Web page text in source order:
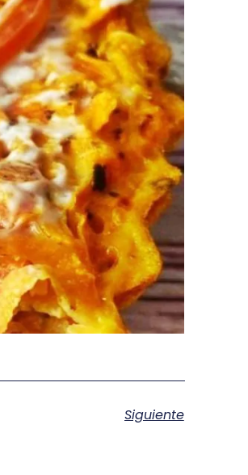
Siguiente